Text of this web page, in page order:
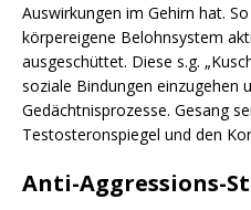
Auswirkungen im Gehirn hat.
körpereigene Belohnsystem
ausgeschüttet. Diese s.g.
soziale Bindungen einzugehen
Gedächtnisprozesse. Gesang
Testosteronspiegel und den
Anti-Aggressions-